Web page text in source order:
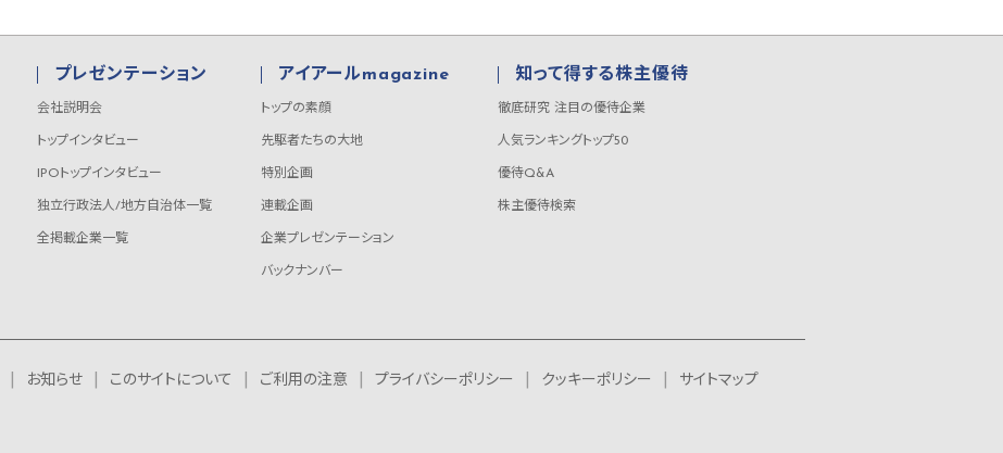
プレゼンテーション
会社説明会
トップインタビュー
IPOトップインタビュー
独立行政法人/地方自治体一覧
全掲載企業一覧
アイアールmagazine
トップの素顔
先駆者たちの大地
特別企画
連載企画
企業プレゼンテーション
バックナンバー
知って得する株主優待
徹底研究 注目の優待企業
人気ランキングトップ50
優待Q&A
株主優待検索
お知らせ このサイトについて ご利用の注意 プライバシーポリシー クッキーポリシー
サイトマップ